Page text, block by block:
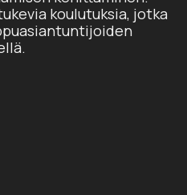
koulutuksia, jotka